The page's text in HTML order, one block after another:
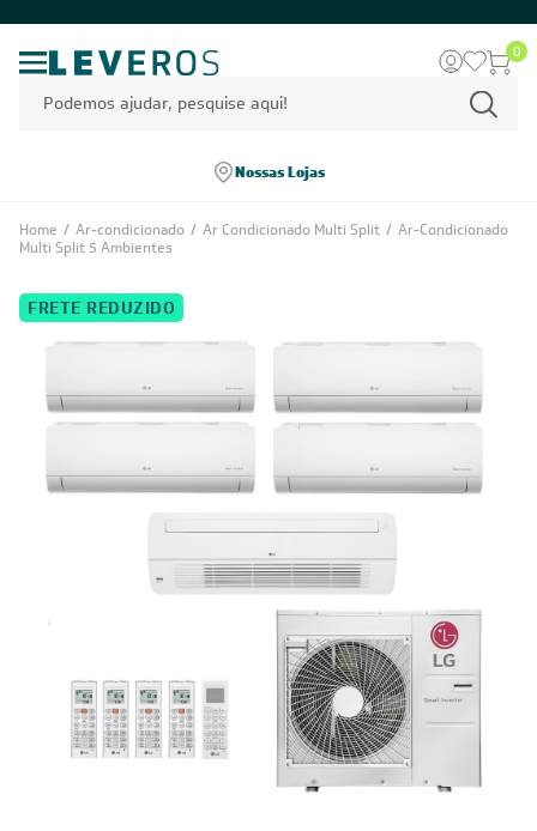
0
Nossas Lojas
Home / Ar-condicionado / Ar Condicionado Multi Split / Ar-Condicionado
Multi Split 5 Ambientes
FRETE REDUZIDO